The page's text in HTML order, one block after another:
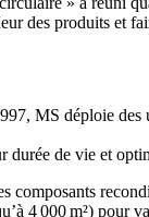
des produits et
MS déploie
durée de vie et
composants
4 000 m²) pour